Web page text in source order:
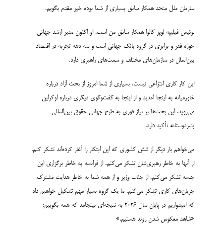
سازمان ملل متحد همکار سابق بسیاری از شما بوده خیر مقدم بگویم.
لوئیس فیلیپه لوپز کالوا همکار سابق من است. او اکنون مدیر ارشد جهانی
حوزه فقر و برابری در گروه بانک جهانی است و سه دهه تجربه در اقتصاد
بین‌الملل در سازمان‌های مختلف و سمت‌های راهبری دارد.
این کار کاری انتزاعی نیست. بسیاری از شما امروز از بحث آزاد درباره
خاورمیانه به اینجا آمدید و از اینجا به گفت‌وگوی دیگری درباره اوکراین
می‌روید. این بحث‌ها بر نیاز فوری به طرح جهانی حقوق بین‌المللی
بشردوستانه تأکید دارد.
می‌خواهم بار دیگر از شش کشوری که این ابتکار را آغاز کرده‌اند تشکر کنم.
از آنها به خاطر رهبری‌شان تشکر می‌کنم. از فرانسه به خاطر برگزاری این
جلسه تشکر می‌کنم. از جناب وزیر و از همه شما به خاطر هدایت مشترک
جریان‌های کاری تشکر می‌کنم. ما یک گروه بسیار مهم تشکیل خواهیم داد
که امیدواریم در پایان سال ۲۰۲۶ به نتیجه‌ای بینجامد که همه بگوییم:
«شاهد معکوس شدن روند هستیم.»